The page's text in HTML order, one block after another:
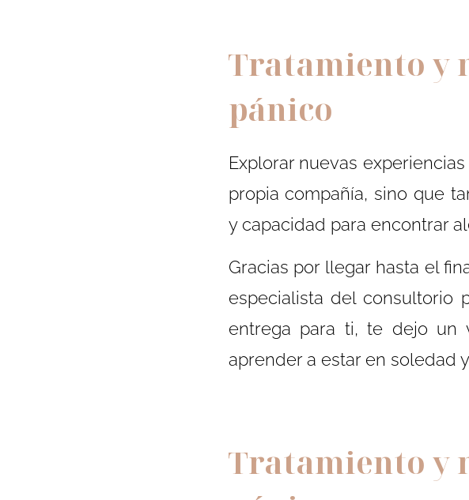
Tratamiento y
pánico
Explorar nuevas
propia compañía, sino que
y capacidad para encontrar
Gracias por llegar hasta el
especialista del consultorio
entrega para ti, te dejo un
aprender a estar en soledad
Tratamiento y